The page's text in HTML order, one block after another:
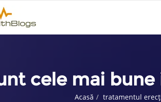
cele mai
Acasă tratamentul